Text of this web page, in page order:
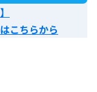
こちらから